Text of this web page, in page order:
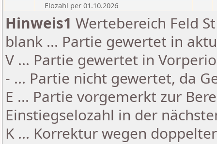
Elozahl per 01.10.2026
Hinweis1 Wertebereich Feld
blank ... Partie gewertet in
V ... Partie gewertet in
- ... Partie nicht gewertet, da
E ... Partie vorgemerkt zur
Einstiegselozahl in der
K ... Korrektur wegen